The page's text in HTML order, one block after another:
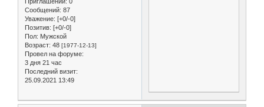
Сообщений: 87
Уважение: [+0/-0]
Позитив: [+0/-0]
Пол: Мужской
Возраст: 48 [1977-12-13]
Провел на форуме:
3 дня 21 час
Последний визит:
25.09.2021 13:49